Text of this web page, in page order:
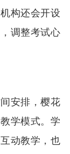
构还会开设
调整考试心
安排，樱花
学模式。学
动教学，也